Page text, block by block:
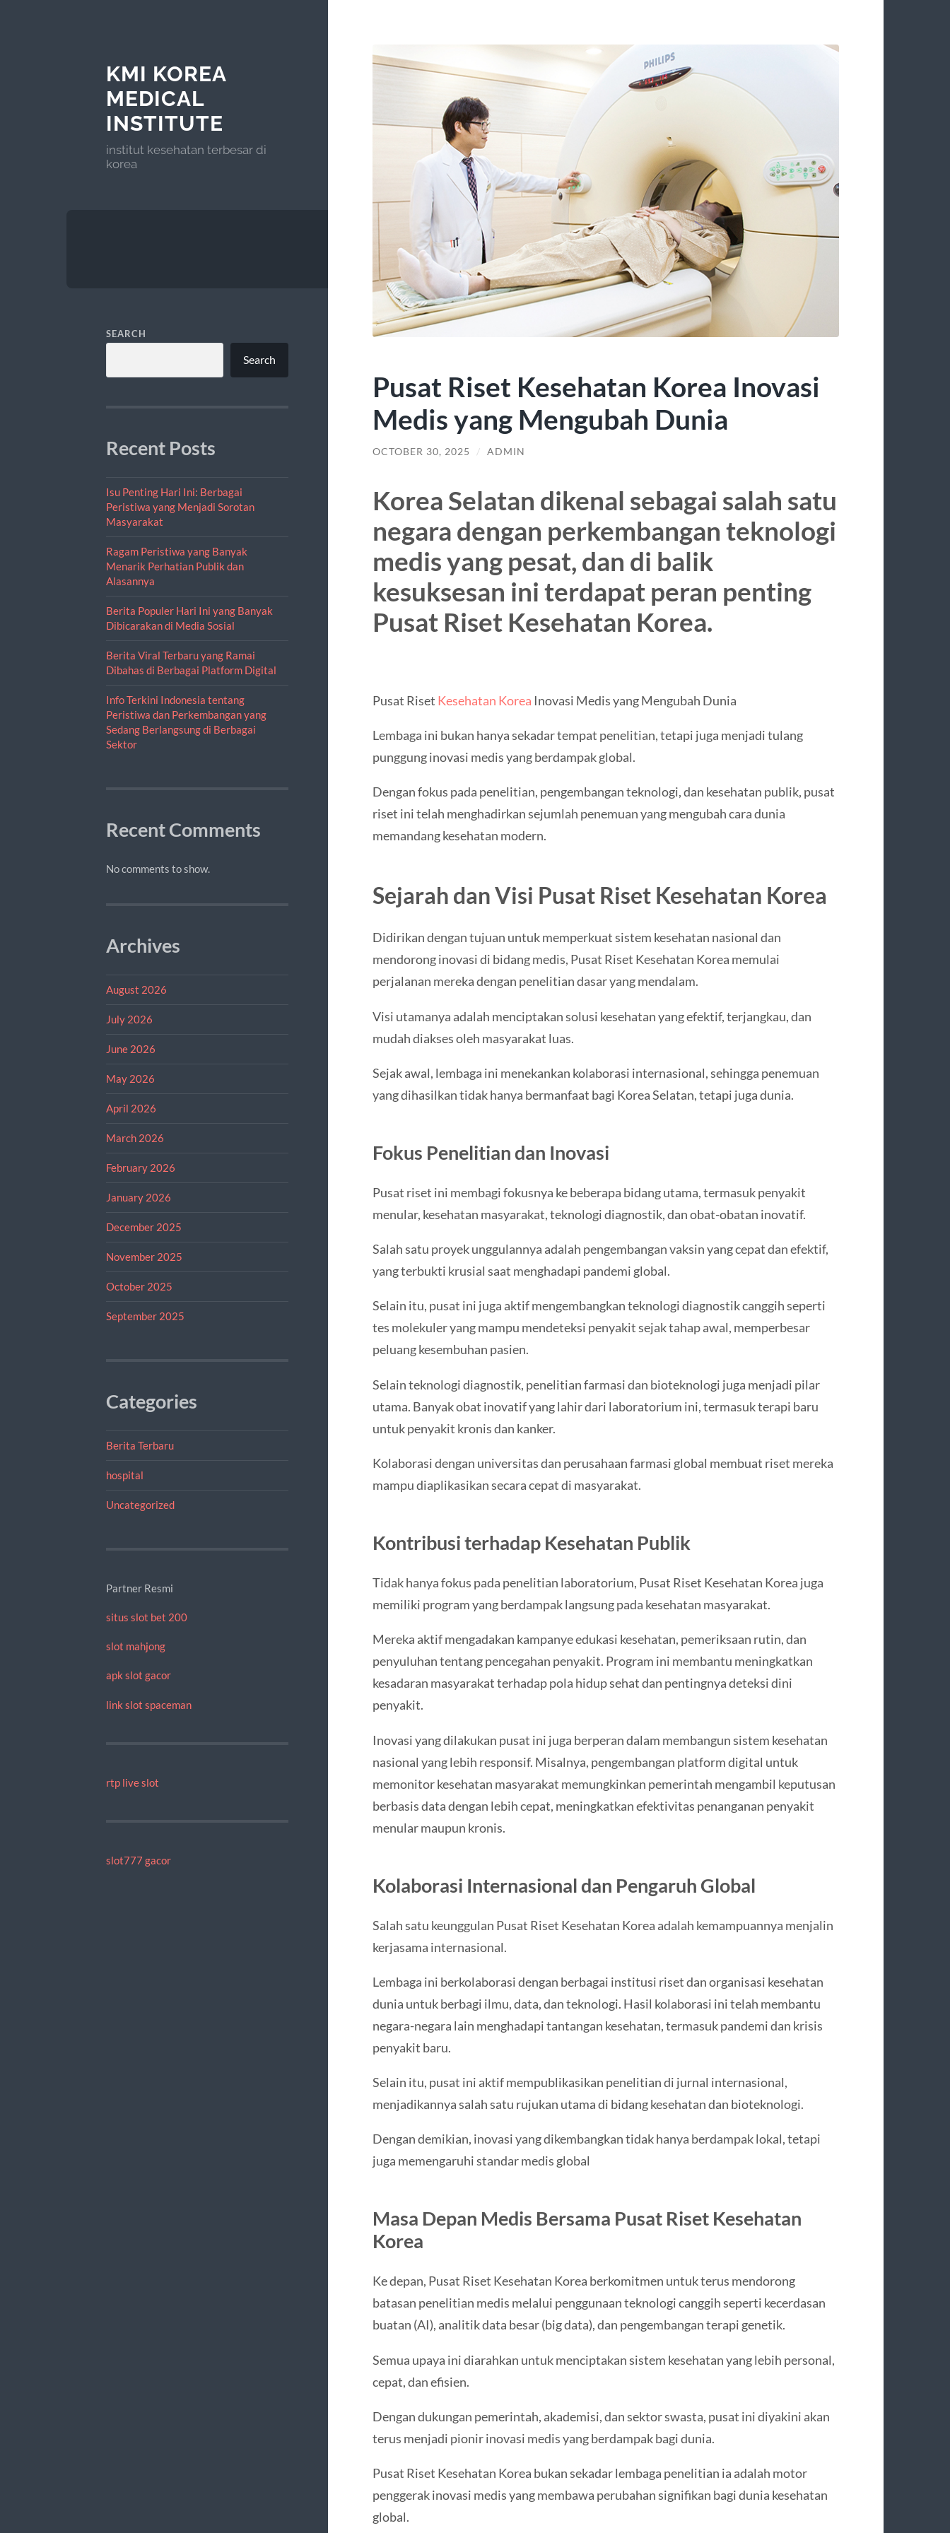
KMI KOREA
MEDICAL
INSTITUTE
institut kesehatan terbesar di
korea
SEARCH
Search
Recent Posts
Isu Penting Hari Ini: Berbagai
Peristiwa yang Menjadi Sorotan
Masyarakat
Ragam Peristiwa yang Banyak
Menarik Perhatian Publik dan
Alasannya
Berita Populer Hari Ini yang Banyak
Dibicarakan di Media Sosial
Berita Viral Terbaru yang Ramai
Dibahas di Berbagai Platform Digital
Info Terkini Indonesia tentang
Peristiwa dan Perkembangan yang
Sedang Berlangsung di Berbagai
Sektor
Recent Comments
No comments to show.
Archives
August 2026
July 2026
June 2026
May 2026
April 2026
March 2026
February 2026
January 2026
December 2025
November 2025
October 2025
September 2025
Categories
Berita Terbaru
hospital
Uncategorized
Partner Resmi
situs slot bet 200
slot mahjong
apk slot gacor
link slot spaceman
rtp live slot
slot777 gacor
Pusat Riset Kesehatan Korea Inovasi
Medis yang Mengubah Dunia
OCTOBER 30, 2025 / ADMIN
Korea Selatan dikenal sebagai salah satu
negara dengan perkembangan teknologi
medis yang pesat, dan di balik
kesuksesan ini terdapat peran penting
Pusat Riset Kesehatan Korea.
Pusat Riset Kesehatan Korea Inovasi Medis yang Mengubah Dunia
Lembaga ini bukan hanya sekadar tempat penelitian, tetapi juga menjadi tulang
punggung inovasi medis yang berdampak global.
Dengan fokus pada penelitian, pengembangan teknologi, dan kesehatan publik, pusat
riset ini telah menghadirkan sejumlah penemuan yang mengubah cara dunia
memandang kesehatan modern.
Sejarah dan Visi Pusat Riset Kesehatan Korea
Didirikan dengan tujuan untuk memperkuat sistem kesehatan nasional dan
mendorong inovasi di bidang medis, Pusat Riset Kesehatan Korea memulai
perjalanan mereka dengan penelitian dasar yang mendalam.
Visi utamanya adalah menciptakan solusi kesehatan yang efektif, terjangkau, dan
mudah diakses oleh masyarakat luas.
Sejak awal, lembaga ini menekankan kolaborasi internasional, sehingga penemuan
yang dihasilkan tidak hanya bermanfaat bagi Korea Selatan, tetapi juga dunia.
Fokus Penelitian dan Inovasi
Pusat riset ini membagi fokusnya ke beberapa bidang utama, termasuk penyakit
menular, kesehatan masyarakat, teknologi diagnostik, dan obat-obatan inovatif.
Salah satu proyek unggulannya adalah pengembangan vaksin yang cepat dan efektif,
yang terbukti krusial saat menghadapi pandemi global.
Selain itu, pusat ini juga aktif mengembangkan teknologi diagnostik canggih seperti
tes molekuler yang mampu mendeteksi penyakit sejak tahap awal, memperbesar
peluang kesembuhan pasien.
Selain teknologi diagnostik, penelitian farmasi dan bioteknologi juga menjadi pilar
utama. Banyak obat inovatif yang lahir dari laboratorium ini, termasuk terapi baru
untuk penyakit kronis dan kanker.
Kolaborasi dengan universitas dan perusahaan farmasi global membuat riset mereka
mampu diaplikasikan secara cepat di masyarakat.
Kontribusi terhadap Kesehatan Publik
Tidak hanya fokus pada penelitian laboratorium, Pusat Riset Kesehatan Korea juga
memiliki program yang berdampak langsung pada kesehatan masyarakat.
Mereka aktif mengadakan kampanye edukasi kesehatan, pemeriksaan rutin, dan
penyuluhan tentang pencegahan penyakit. Program ini membantu meningkatkan
kesadaran masyarakat terhadap pola hidup sehat dan pentingnya deteksi dini
penyakit.
Inovasi yang dilakukan pusat ini juga berperan dalam membangun sistem kesehatan
nasional yang lebih responsif. Misalnya, pengembangan platform digital untuk
memonitor kesehatan masyarakat memungkinkan pemerintah mengambil keputusan
berbasis data dengan lebih cepat, meningkatkan efektivitas penanganan penyakit
menular maupun kronis.
Kolaborasi Internasional dan Pengaruh Global
Salah satu keunggulan Pusat Riset Kesehatan Korea adalah kemampuannya menjalin
kerjasama internasional.
Lembaga ini berkolaborasi dengan berbagai institusi riset dan organisasi kesehatan
dunia untuk berbagi ilmu, data, dan teknologi. Hasil kolaborasi ini telah membantu
negara-negara lain menghadapi tantangan kesehatan, termasuk pandemi dan krisis
penyakit baru.
Selain itu, pusat ini aktif mempublikasikan penelitian di jurnal internasional,
menjadikannya salah satu rujukan utama di bidang kesehatan dan bioteknologi.
Dengan demikian, inovasi yang dikembangkan tidak hanya berdampak lokal, tetapi
juga memengaruhi standar medis global
Masa Depan Medis Bersama Pusat Riset Kesehatan
Korea
Ke depan, Pusat Riset Kesehatan Korea berkomitmen untuk terus mendorong
batasan penelitian medis melalui penggunaan teknologi canggih seperti kecerdasan
buatan (AI), analitik data besar (big data), dan pengembangan terapi genetik.
Semua upaya ini diarahkan untuk menciptakan sistem kesehatan yang lebih personal,
cepat, dan efisien.
Dengan dukungan pemerintah, akademisi, dan sektor swasta, pusat ini diyakini akan
terus menjadi pionir inovasi medis yang berdampak bagi dunia.
Pusat Riset Kesehatan Korea bukan sekadar lembaga penelitian ia adalah motor
penggerak inovasi medis yang membawa perubahan signifikan bagi dunia kesehatan
global.